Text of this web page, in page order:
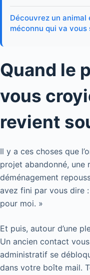
Découvrez un
méconnu qui va vous
Quand le
vous
revient
Il y a ces choses que
projet abandonné, une
déménagement
avez fini par vous dire :
pour moi. »
Et puis, autour d’une
Un ancien contact
administratif se
dans votre boîte mail.